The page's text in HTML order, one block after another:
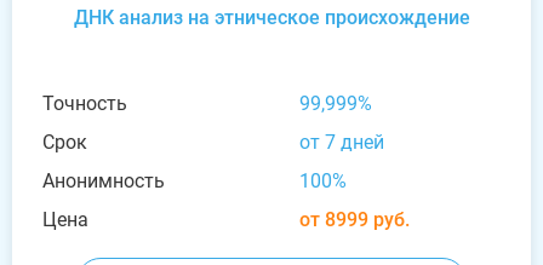
ДНК анализ на этническое происхождение
Точность
99,999%
Срок
от 7 дней
Анонимность
100%
Цена
от 8999 руб.